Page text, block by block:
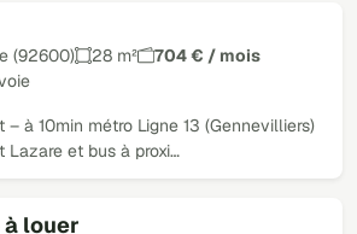
(92600) 28 m²
704 € / mois
à 10min métro Ligne 13 (Gennevilliers)
Lazare et bus à proxi…
louer